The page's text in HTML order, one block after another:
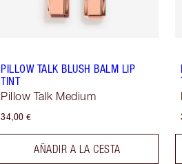
PILLOW TALK BLUSH BALM LIP
TINT
Pillow Talk Medium
34,00 €
AÑADIR A LA CESTA